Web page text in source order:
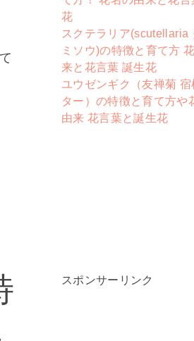
花
スクテラリア(scutellaria
ミソウ)の特徴と育て方
来と花言葉 誕生花
ユウゼンギク（友禅菊 宿
ター）の特徴と育て方や
由来 花言葉と誕生花
スポンサーリンク